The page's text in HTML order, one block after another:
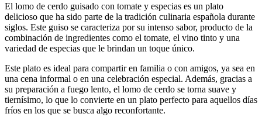
El lomo de cerdo guisado con tomate y especias es un plato
delicioso que ha sido parte de la tradición culinaria española durante
siglos. Este guiso se caracteriza por su intenso sabor, producto de la
combinación de ingredientes como el tomate, el vino tinto y una
variedad de especias que le brindan un toque único.
Este plato es ideal para compartir en familia o con amigos, ya sea en
una cena informal o en una celebración especial. Además, gracias a
su preparación a fuego lento, el lomo de cerdo se torna suave y
tiernísimo, lo que lo convierte en un plato perfecto para aquellos días
fríos en los que se busca algo reconfortante.